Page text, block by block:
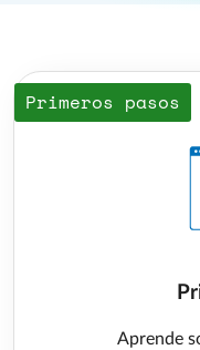
Primeros pasos
Aprende